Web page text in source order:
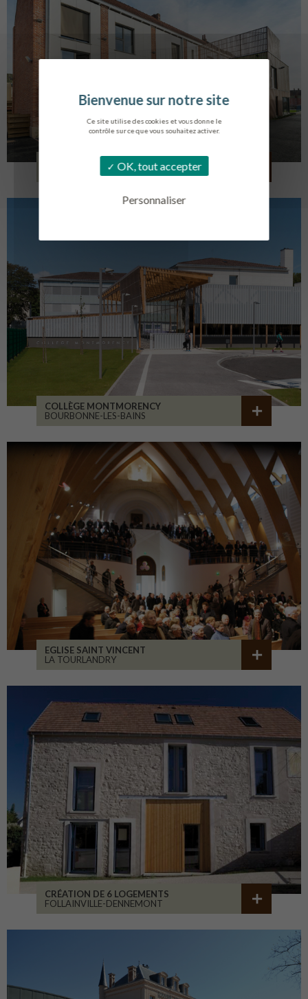
Ce site utilise des cookies et vous donne le
contrôle sur ce que vous souhaitez activer.
OK, tout accepter
Personnaliser
LOG. JEUNES TRAVAILLEURS
COLLÈGE MONTMORENCY
BOURBONNE-LES-BAINS
EGLISE SAINT VINCENT
LA TOURLANDRY
CRÉATION DE 6 LOGEMENTS
FOLLAINVILLE-DENNEMONT